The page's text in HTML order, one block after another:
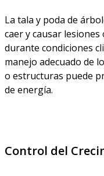
La tala y poda de
caer y causar
durante condiciones
manejo adecuado de
o estructuras puede
de energía.
Control del